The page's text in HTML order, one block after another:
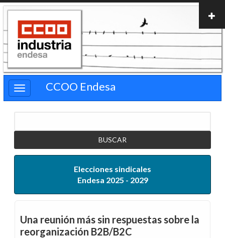
Pasar
contenido
principal
CCOO Endesa
Elecciones sindicales
Endesa 2025 - 2029
Una reunión más sin respuestas sobre la
reorganización B2B/B2C